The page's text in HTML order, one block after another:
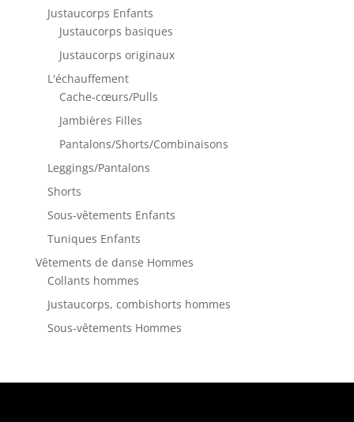
Justaucorps Enfants
Justaucorps basiques
Justaucorps originaux
L'échauffement
Cache-cœurs/Pulls
Jambières Filles
Pantalons/Shorts/Combinaisons
Leggings/Pantalons
Shorts
Sous-vêtements Enfants
Tuniques Enfants
Vêtements de danse Hommes
Collants hommes
Justaucorps, combishorts hommes
Sous-vêtements Hommes